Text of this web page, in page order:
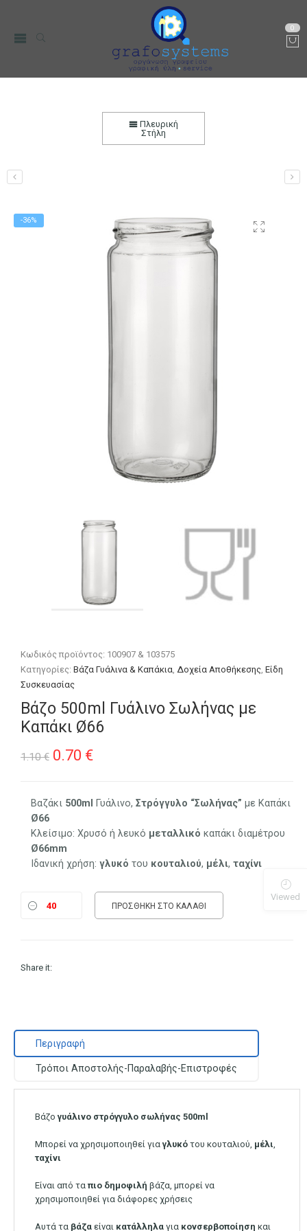
0
Μικρο-Συσκευές Κουζίνας
Πλευρική
Στήλη
-36%
Κωδικός προϊόντος: 100907 & 103575
Κατηγορίες:Βάζα Γυάλινα & Καπάκια,Δοχεία Αποθήκεσης,Είδη
Συσκευασίας
Βάζο 500ml Γυάλινο Σωλήνας με
Καπάκι Ø66
1.10€ Original
was:
1.10 €.
0.70 €Η
τιμή
είναι:
Βαζάκι 500ml Γυάλινο,Στρόγγυλο “Σωλήνας”με Καπάκι
Ø66
Κλείσιμο: Χρυσό ή λευκό μεταλλικό καπάκι διαμέτρου
Ø66mm
Ιδανική χρήση:γλυκό του κουταλιού, μέλι,ταχίνι
ΠΡΟΣΘΉΚΗ ΣΤΟ ΚΑΛΆΘΙ
Share it:
Περιγραφή
Τρόποι Αποστολής-Παραλαβής-Επιστροφές
Βάζογυάλινο στρόγγυλο σωλήνας 500ml
Μπορεί να χρησιμοποιηθεί γιαγλυκό του κουταλιού, μέλι,
ταχίνι
Είναι από ταπιο δημοφιλή βάζα, μπορεί να
χρησιμοποιηθεί για διάφορες χρήσεις
Αυτά τα βάζα είναι κατάλληλα για κονσερβοποίηση και
Viewed